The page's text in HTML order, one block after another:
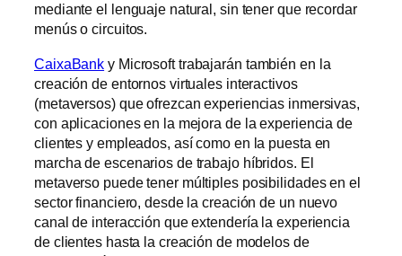
mediante el lenguaje natural, sin tener que recordar
menús o circuitos.
CaixaBank y Microsoft trabajarán también en la
creación de entornos virtuales interactivos
(metaversos) que ofrezcan experiencias inmersivas,
con aplicaciones en la mejora de la experiencia de
clientes y empleados, así como en la puesta en
marcha de escenarios de trabajo híbridos. El
metaverso puede tener múltiples posibilidades en el
sector financiero, desde la creación de un nuevo
canal de interacción que extendería la experiencia
de clientes hasta la creación de modelos de